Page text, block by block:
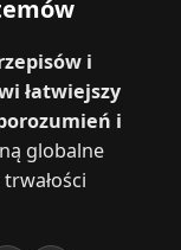
i
łatwiejszy
i
globalne